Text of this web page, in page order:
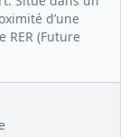
d’une
RER (Future